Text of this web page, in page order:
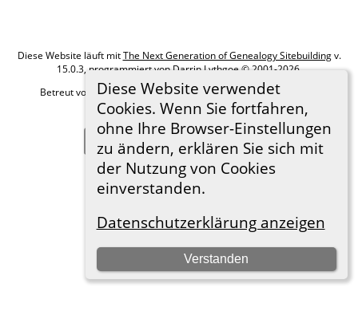
Diese Website verwendet
Cookies. Wenn Sie fortfahren,
ohne Ihre Browser-Einstellungen
zu ändern, erklären Sie sich mit
der Nutzung von Cookies
einverstanden.
Datenschutzerklärung anzeigen
Verstanden
Diese Website läuft mitThe Next Generation of Genealogy Sitebuildingv.
15.0.3, programmiert von Darrin Lythgoe © 2001-2026.
Betreut von
Roland zu Dortmund e.V.. |Datenschutzerklärung
Hier geht es zum Impressum
Zur Desktop-Webseite wechseln